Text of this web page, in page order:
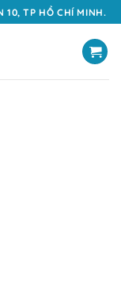
10, TP HỒ CHÍ MINH.